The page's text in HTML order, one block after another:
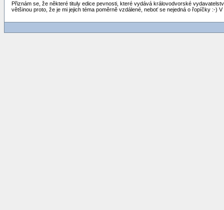
Přiznám se, že některé tituly edice pevnosti, které vydává královodvorské
většinou proto, že je mi jejich téma poměrně vzdálené, neboť se nejedná o řopíčky :-